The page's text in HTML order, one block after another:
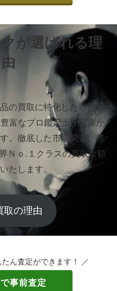
が選ばれる理
由
の買取に特化した専門店
富なプロ鑑定士が丁重か
。 徹底した市場調査、豊
Ｎｏ.１クラスの買取金額
たします。
取の理由
ん査定ができます！ ／
事前査定